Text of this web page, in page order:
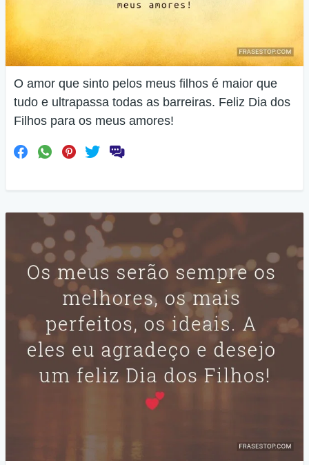
O amor que sinto pelos meus filhos é maior que
tudo e ultrapassa todas as barreiras. Feliz Dia dos
Filhos para os meus amores!